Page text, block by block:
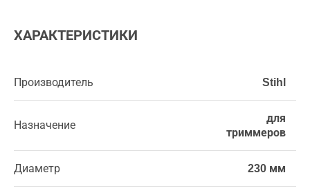
ХАРАКТЕРИСТИКИ
Производитель Stihl
Назначение
для
триммеров
Диаметр 230 мм